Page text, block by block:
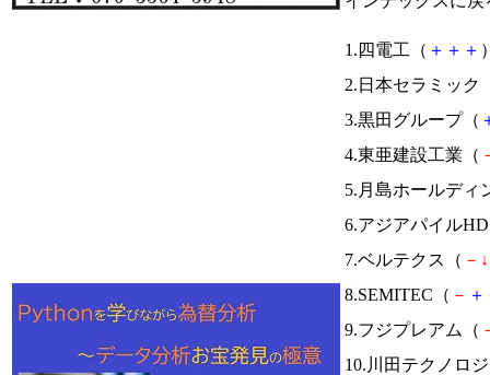
1.四電工（ ＋ ＋ ＋
2.日本セラミック
3.黒田グループ（
4.東亜建設工業（
5.月島ホールディ
6.アジアパイル
7.ベルテクス（ － ↓
8.SEMITEC（ － ＋
9.フジプレアム（
10.川田テクノロ